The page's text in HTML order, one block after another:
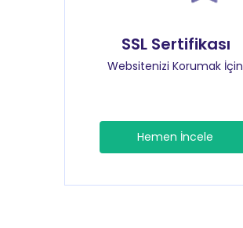
SSL Sertifikası
Websitenizi Korumak İçin
Hemen İncele